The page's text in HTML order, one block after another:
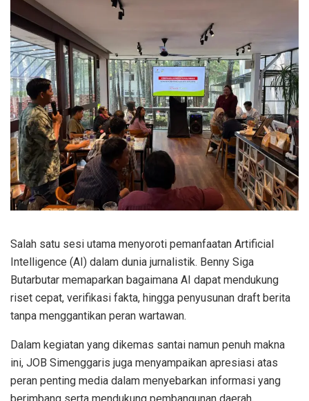
Salah satu sesi utama menyoroti pemanfaatan Artificial
Intelligence (AI) dalam dunia jurnalistik. Benny Siga
Butarbutar memaparkan bagaimana AI dapat mendukung
riset cepat, verifikasi fakta, hingga penyusunan draft berita
tanpa menggantikan peran wartawan.
Dalam kegiatan yang dikemas santai namun penuh makna
ini, JOB Simenggaris juga menyampaikan apresiasi atas
peran penting media dalam menyebarkan informasi yang